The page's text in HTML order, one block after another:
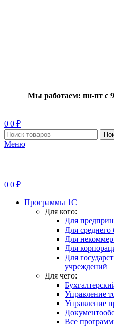
Мы работаем: пн-пт с
0 0 ₽
Меню
0 0 ₽
Программы 1С
Для кого:
Для
Для среднего
Для
Для
Для
учреждений
Для чего:
Управление
Управление
Все